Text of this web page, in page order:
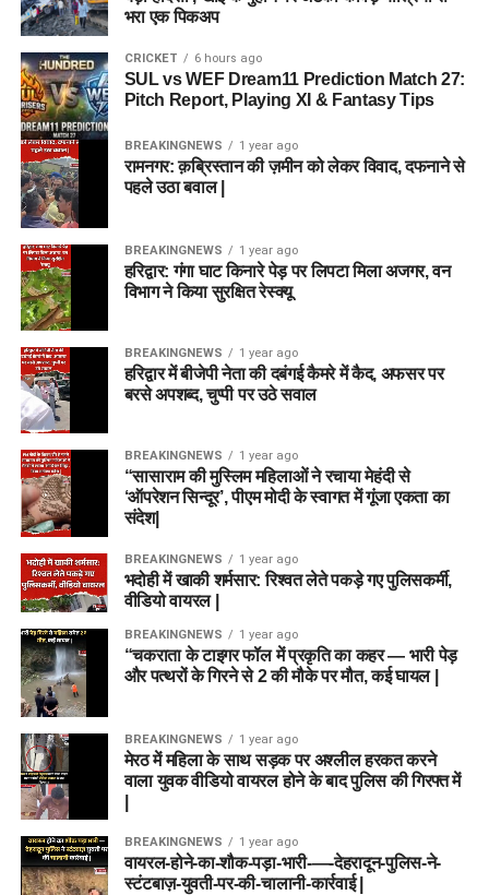
भरा एक पिकअप
CRICKET 6 hours ago
SUL vs WEF Dream11 Prediction Match 27:
Pitch Report, Playing XI & Fantasy Tips
BREAKINGNEWS 1 year ago
रामनगर: क़ब्रिस्तान की ज़मीन को लेकर विवाद, दफनाने से
पहले उठा बवाल |
BREAKINGNEWS 1 year ago
हरिद्वार: गंगा घाट किनारे पेड़ पर लिपटा मिला अजगर, वन
विभाग ने किया सुरक्षित रेस्क्यू
BREAKINGNEWS 1 year ago
हरिद्वार में बीजेपी नेता की दबंगई कैमरे में कैद, अफसर पर
बरसे अपशब्द, चुप्पी पर उठे सवाल
BREAKINGNEWS 1 year ago
“सासाराम की मुस्लिम महिलाओं ने रचाया मेहंदी से
‘ऑपरेशन सिन्दूर’, पीएम मोदी के स्वागत में गूंजा एकता का
संदेश|
BREAKINGNEWS 1 year ago
भदोही में खाकी शर्मसार: रिश्वत लेते पकड़े गए पुलिसकर्मी,
वीडियो वायरल |
BREAKINGNEWS 1 year ago
“चकराता के टाइगर फॉल में प्रकृति का कहर — भारी पेड़
और पत्थरों के गिरने से 2 की मौके पर मौत, कई घायल |
BREAKINGNEWS 1 year ago
मेरठ में महिला के साथ सड़क पर अश्लील हरकत करने
वाला युवक वीडियो वायरल होने के बाद पुलिस की गिरफ्त में
BREAKINGNEWS 1 year ago
वायरल-होने-का-शौक-पड़ा-भारी-—-देहरादून-पुलिस-ने-
स्टंटबाज़-युवती-पर-की-चालानी-कार्रवाई |